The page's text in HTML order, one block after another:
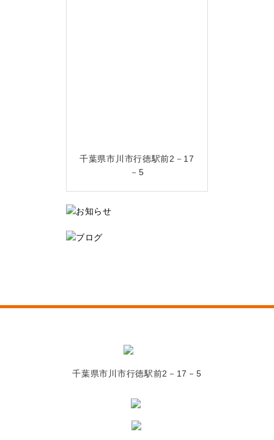
千葉県市川市行徳駅前2－17
－5
千葉県市川市行徳駅前2－17－5